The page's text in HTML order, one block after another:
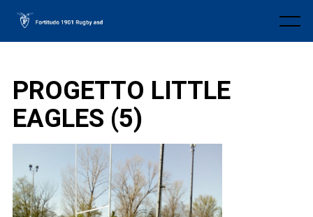
content
Menu
PROGETTO LITTLE
EAGLES (5)